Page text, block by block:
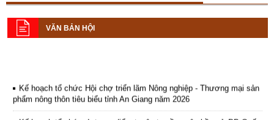
trọng tâm.
sinh xã hội
(13/01/2018)
VĂN BẢN HỘI
Kế hoạch tổ chức Hội chợ triển lãm Nông nghiệp - Thương mại sản
phẩm nông thôn tiêu biểu tỉnh An Giang năm 2026
Kế hoạch tổ chức đợt cao điểm tuyên truyền cuộc bầu cử ĐB Quốc